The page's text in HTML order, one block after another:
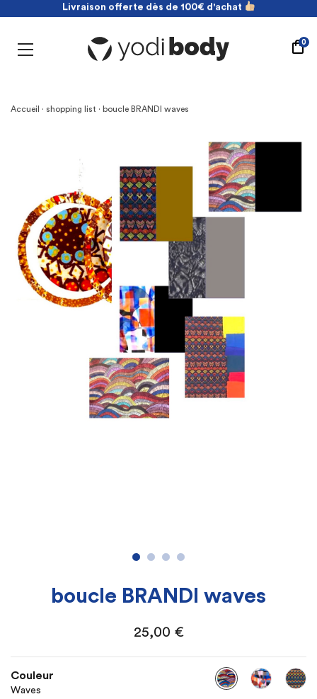
NOUVEAU ! payez en 2 fois sans frais
NOUVEAU ! payez en 2 fois sans frais
Livraison offerte dès de 100€ d'achat
0
Accueil · shopping list · boucle BRANDI waves
boucle BRANDI waves
25,00 €
Couleur
Waves